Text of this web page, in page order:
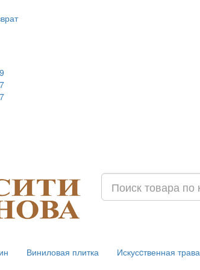
Виниловая плитка Искусcтвенная трава